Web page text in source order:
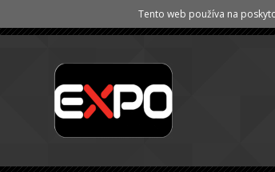
Tento web používa na